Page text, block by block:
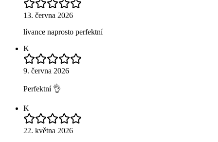
13. června 2026
lívance naprosto perfektní
K
9. června 2026
Perfektní 👌
K
22. května 2026